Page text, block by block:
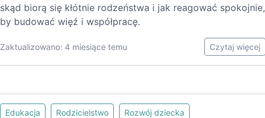
skąd biorą się kłótnie rodzeństwa i jak reagować spokojnie,
by budować więź i współpracę.
Zaktualizowano: 4 miesiące temu Czytaj więcej
Edukacja Rodzicielstwo
Rozwój dziecka